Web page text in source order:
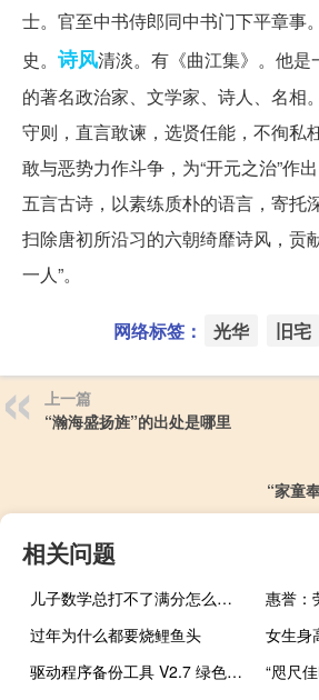
士。官至中书侍郎同中书门下平章事
史。 诗风清淡。有《曲江集》。他
的著名政治家、文学家、诗人、名相
守则，直言敢谏，选贤任能，不徇私
敢与恶势力作斗争，为“开元之治”作
五言古诗，以素练质朴的语言，寄托
扫除唐初所沿习的六朝绮靡诗风，贡
一人”。
网络标签： 光华 旧宅
上一篇
“瀚海盛扬旌”的出处是哪里
“家童
相关问题
儿子数学总打不了满分怎么给孩子鼓励
过年为什么都要烧鲤鱼头
驱动程序备份工具 V2.7 绿色版（驱动程序备份工具 V2.7 绿色版功能简介）
“咫尺